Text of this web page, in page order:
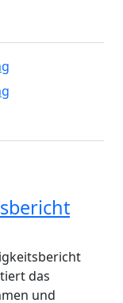
das
und